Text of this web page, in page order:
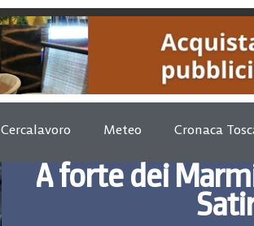
Cercalavoro Meteo Cronaca
A forte dei